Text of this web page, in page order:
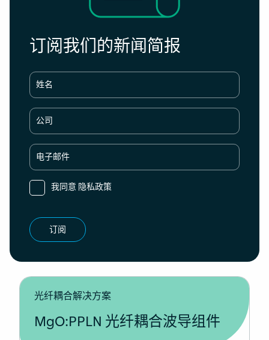
订阅我们的新闻简报
姓名
公司
电子邮件
我同意 隐私政策
订阅
光纤耦合解决方案
MgO:PPLN 光纤耦合波导组件